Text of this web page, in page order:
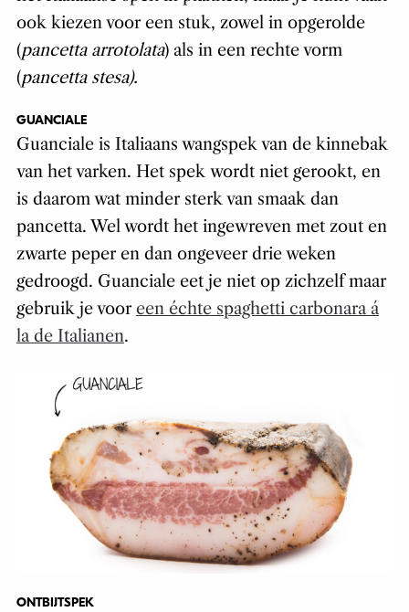
ook kiezen voor een stuk, zowel in opgerolde
(pancetta arrotolata) als in een rechte vorm
(pancetta stesa).
GUANCIALE
Guanciale is Italiaans wangspek van de kinnebak
van het varken. Het spek wordt niet gerookt, en
is daarom wat minder sterk van smaak dan
pancetta. Wel wordt het ingewreven met zout en
zwarte peper en dan ongeveer drie weken
gedroogd. Guanciale eet je niet op zichzelf maar
gebruik je vooreen échte spaghetti carbonara á
la de Italianen.
ONTBIJTSPEK